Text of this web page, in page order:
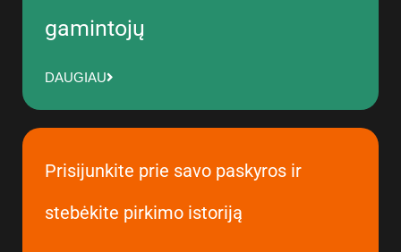
gamintojų
DAUGIAU
Prisijunkite prie savo paskyros ir
stebėkite pirkimo istoriją